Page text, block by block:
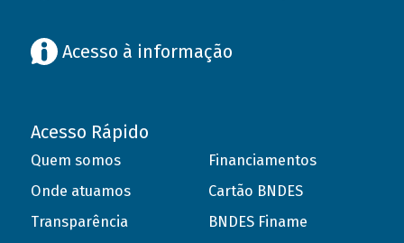
Acesso à informação
Acesso Rápido
Quem somos
Onde atuamos
Transparência
Financiamentos
Cartão BNDES
BNDES Finame